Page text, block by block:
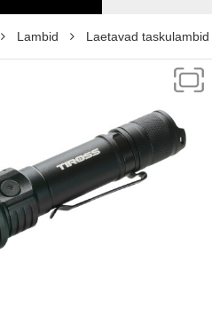
Lambid Laetavad taskulambid